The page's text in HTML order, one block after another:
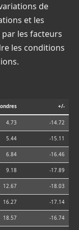
de
et les
les facteurs
les conditions
+/-
4.73 -14.72
5.44 -15.11
6.84 -16.46
9.18 -17.89
12.67 -18.03
16.27 -17.14
18.57 -16.74